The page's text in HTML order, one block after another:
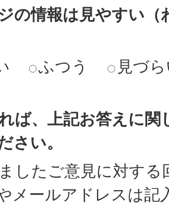
の情報は見やすい
ふつう 見づ
ば、上記お答えに関
さい。
したご意見に対する
メールアドレスは記